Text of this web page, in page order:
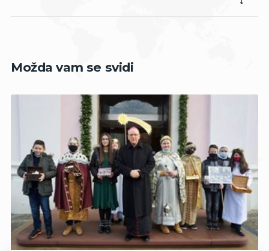
Možda vam se svidi